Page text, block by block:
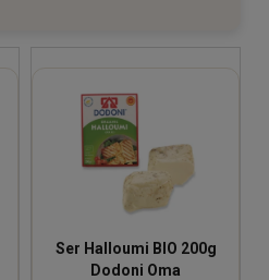
Ser Halloumi BIO 200g
Dodoni Oma